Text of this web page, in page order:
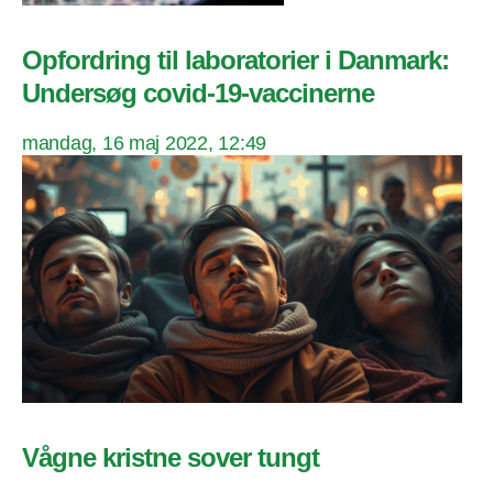
Opfordring til laboratorier i Danmark:
Undersøg covid-19-vaccinerne
mandag, 16 maj 2022, 12:49
Vågne kristne sover tungt